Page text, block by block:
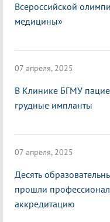
Всероссийской
медицины»
07 апреля, 2025
В Клинике БГМУ
грудные импланты
07 апреля, 2025
Десять
прошли
аккредитацию